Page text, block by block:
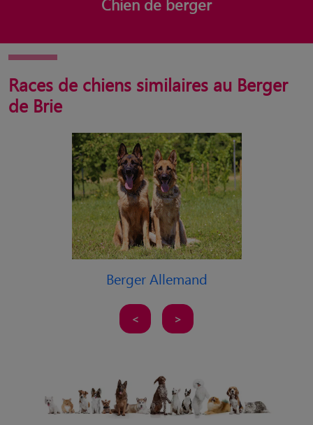
Chien de berger
Races de chiens similaires au Berger
de Brie
Berger Allemand
< >